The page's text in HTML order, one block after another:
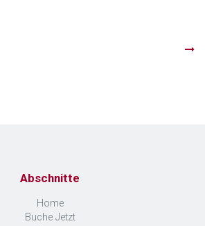
Abschnitte
Home
Buche Jetzt